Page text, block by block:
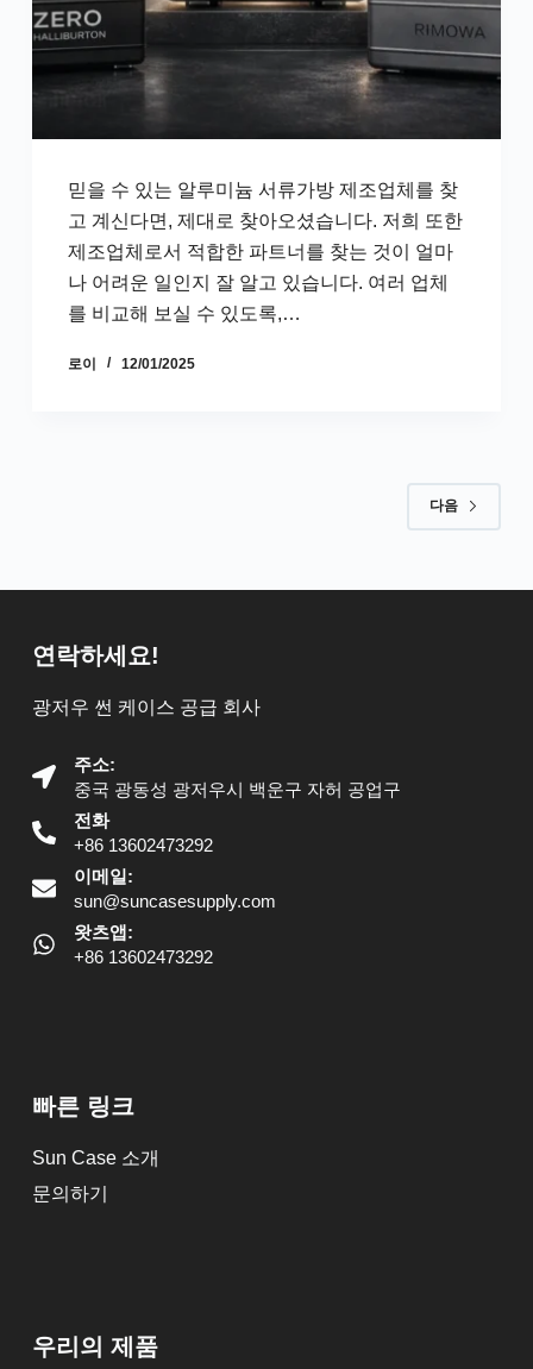
믿을 수 있는 알루미늄 서류가방 제조업체를 찾
고 계신다면, 제대로 찾아오셨습니다. 저희 또한
제조업체로서 적합한 파트너를 찾는 것이 얼마
나 어려운 일인지 잘 알고 있습니다. 여러 업체
를 비교해 보실 수 있도록,…
로이 12/01/2025
다음
연락하세요!
광저우 썬 케이스 공급 회사
주소:
중국 광동성 광저우시 백운구 자허 공업구
전화
+86 13602473292
이메일:
sun@suncasesupply.com
왓츠앱:
+86 13602473292
빠른 링크
Sun Case 소개
문의하기
우리의 제품